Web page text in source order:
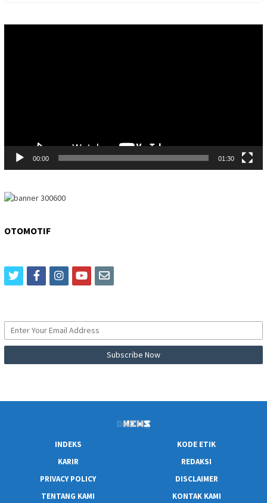
00:00 01:30
OTOMOTIF
twitterfacebookinstagram
youtubeemail
INDEKS
KODE ETIK
KARIR
REDAKSI
PRIVACY POLICY
DISCLAIMER
TENTANG KAMI
KONTAK KAMI